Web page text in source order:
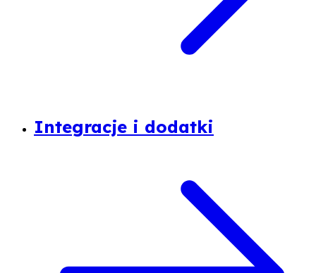
Integracje i dodatki